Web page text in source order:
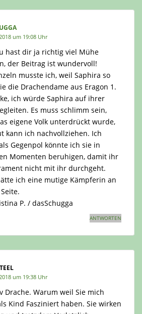
um 19:08 Uhr
hast dir ja richtig viel Mühe
der Beitrag ist wundervoll!
musste ich, weil Saphira so
die Drachendame aus Eragon 1.
ich würde Saphira auf ihrer
Es muss schlimm sein,
eigene Volk unterdrückt wurde,
kann ich nachvollziehen. Ich
Gegenpol könnte ich sie in
Momenten beruhigen, damit ihr
nicht mit ihr durchgeht.
ich eine mutige Kämpferin an
P. / dasSchugga
ANTWORTEN
um 19:38 Uhr
Drache. Warum weil Sie mich
Kind Fasziniert haben. Sie wirken